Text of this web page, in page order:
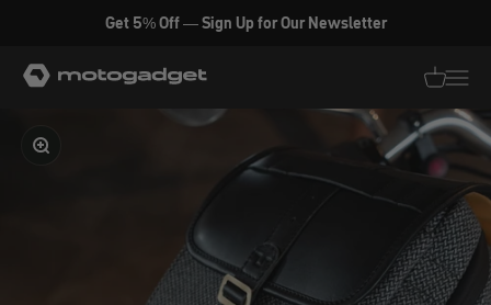
Zum Inhalt springen
Get 5% Off — Sign Up for Our Newsletter
motogadget GmbH
Bild vergrößern